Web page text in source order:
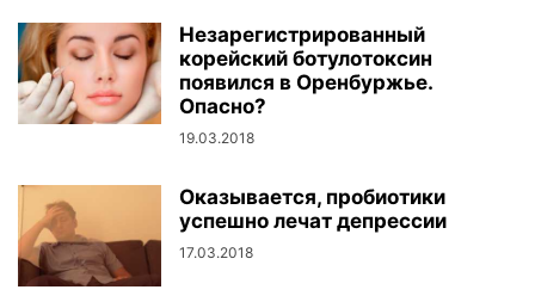
Незарегистрированный
корейский ботулотоксин
появился в Оренбуржье.
Опасно?
19.03.2018
Оказывается, пробиотики
успешно лечат депрессии
17.03.2018